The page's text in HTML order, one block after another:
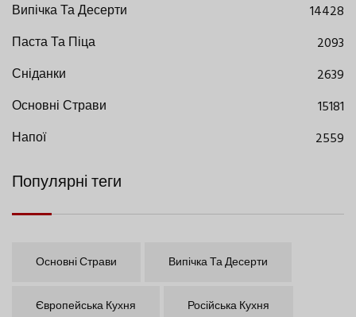
Випічка Та Десерти
14428
Паста Та Піца
2093
Сніданки
2639
Основні Страви
15181
Напої
2559
Популярні теги
Основні Страви Випічка Та Десерти
Європейська Кухня Російська Кухня